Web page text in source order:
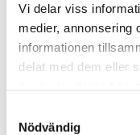
Vi delar viss
medier, annonsering
informationen
delat med dem eller
Nödvändig
Din